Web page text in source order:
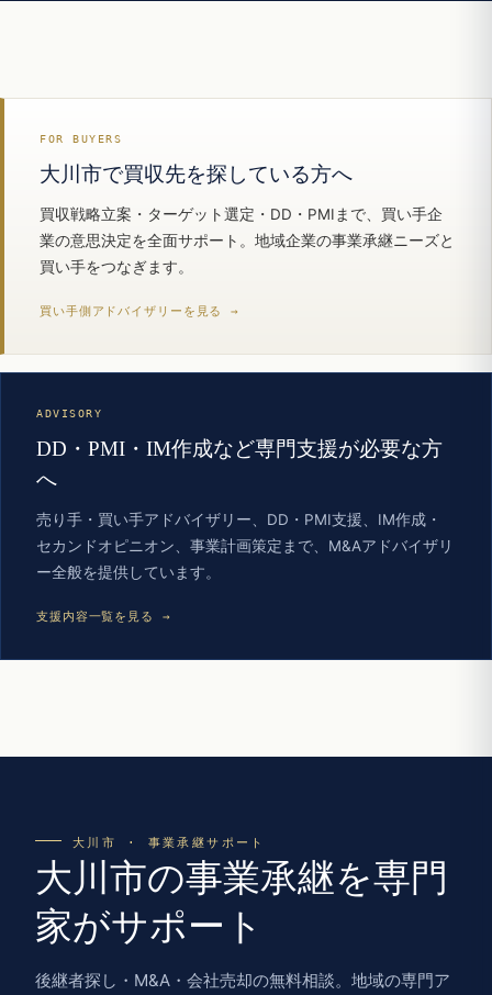
FOR BUYERS
大川市で買収先を探している方へ
買収戦略立案・ターゲット選定・DD・PMIまで、買い手企
業の意思決定を全面サポート。地域企業の事業承継ニーズと
買い手をつなぎます。
買い手側アドバイザリーを見る →
ADVISORY
DD・PMI・IM作成など専門支援が必要な方
へ
売り手・買い手アドバイザリー、DD・PMI支援、IM作成・
セカンドオピニオン、事業計画策定まで、M&Aアドバイザリ
ー全般を提供しています。
支援内容一覧を見る →
大川市 · 事業承継サポート
大川市の事業承継を専門
家がサポート
後継者探し・M&A・会社売却の無料相談。地域の専門ア